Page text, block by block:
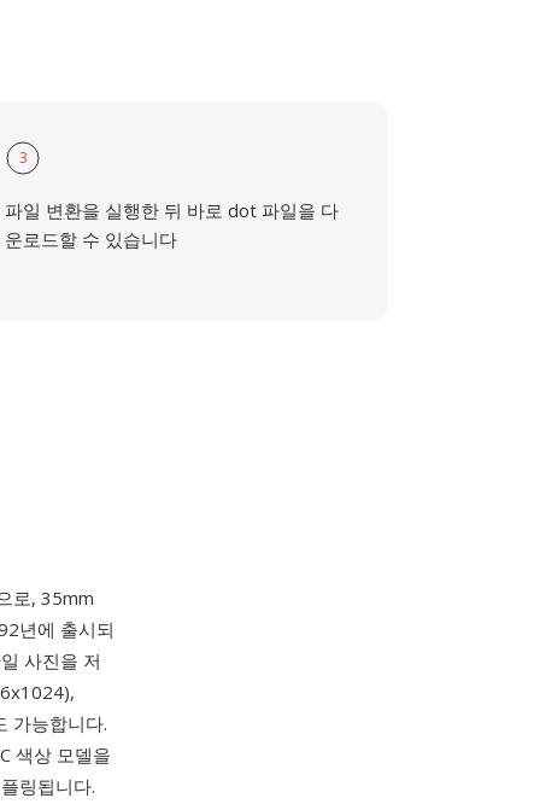
3
파일 변환을 실행한 뒤 바로 dot 파일을 다
운로드할 수 있습니다
로, 35mm
년에 출시되
사진을 저
가능합니다.
색상 모델을
링됩니다.